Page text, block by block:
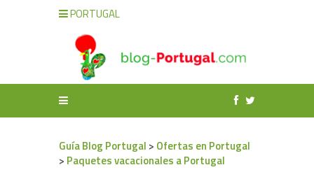
PORTUGAL
Guía Blog Portugal > Ofertas en Portugal
> Paquetes vacacionales a Portugal